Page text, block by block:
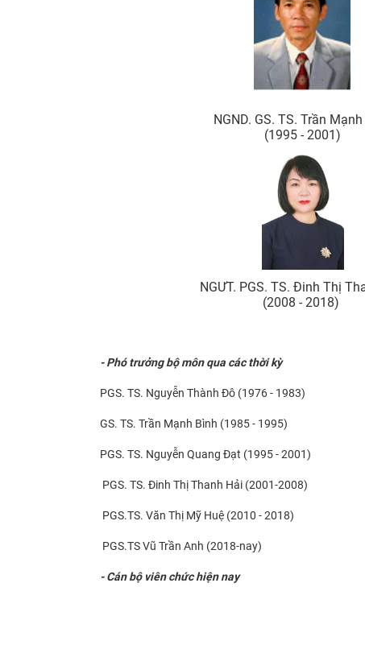
NGND. GS. TS. Trần
(1995 - 2001)
NGƯT. ​PGS. TS. Đinh Thị
(2008 - 2018)
- Phó trưởng bộ môn qua các thời kỳ
PGS. TS. Nguyễn Thành Đô (1976 - 1983)
GS. TS. Trần Mạnh Bình (1985 - 1995)
PGS. TS. Nguyễn Quang Đạt (1995 - 2001)
​PGS. TS. Đinh Thị Thanh Hải (2001-2008)
PGS.TS. Văn Thị Mỹ Huệ (2010 - 2018)
PGS.TS Vũ Trần Anh (2018-nay)
- Cán bộ viên chức hiện nay